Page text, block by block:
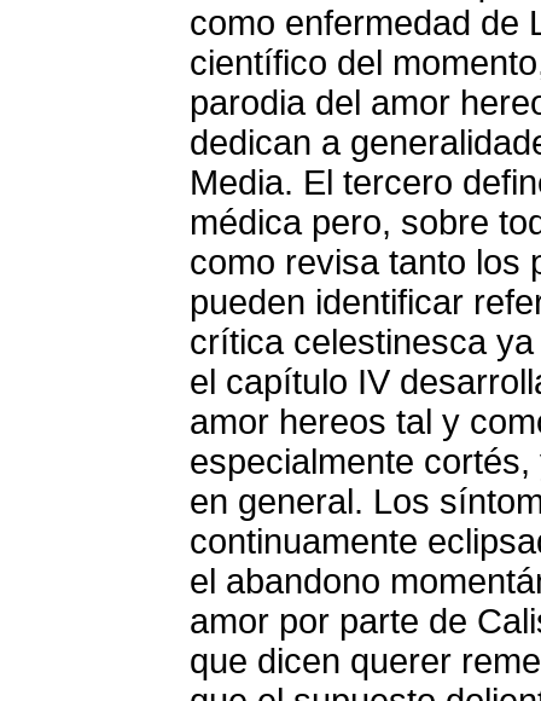
como enfermedad de
científico del
parodia del amor
dedican a
Media. El tercero
médica pero, sobre
como revisa tanto los
pueden identificar
crítica celestinesca
el capítulo IV
amor hereos tal y
especialmente
en general. Los
continuamente
el abandono
amor por parte de
que dicen querer